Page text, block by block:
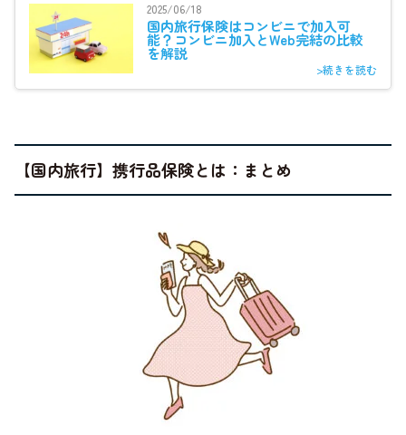
2025/06/18
国内旅行保険はコンビニで加入可
能？コンビニ加入とWeb完結の比較
を解説
>続きを読む
【国内旅行】携行品保険とは：まとめ